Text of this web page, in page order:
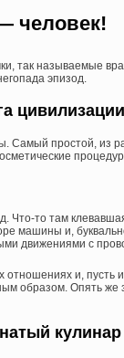
человек!
так называемые
эпизод.
цивилизации
Самый простой, из
Что-то там
машины и,
движениями с
отношениях и, пусть
образом. Опять же
кулинар